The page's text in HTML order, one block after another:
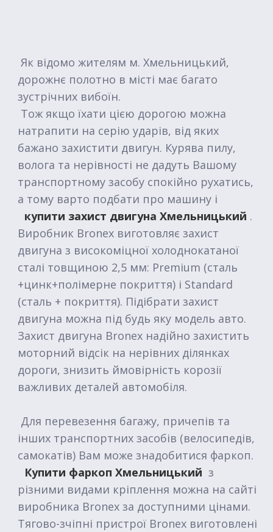
Як відомо жителям м. Хмельницький,
дорожнє полотно в місті має багато
зустрічних вибоїн.
Тож якщо їхати цією дорогою можна
натрапити на серію ударів, від яких
бажано захистити двигун. Курява пилу,
волога та нерівності не дадуть Вашому
транспортному засобу спокійно рухатись,
а тому варто подбати про машину і
купити захист двигуна Хмельницький .
Виробник Bronex виготовляє захист
двигуна з високоміцної холоднокатаної
сталі товщиною 2,5 мм: Premium (сталь
+цинк+полімерне покриття) і Standard
(сталь + покриття). Підібрати захист
двигуна можна під будь яку модель авто.
Захист двигуна Bronex надійно захистить
моторний відсік на нерівних ділянках
дороги, знизить ймовірність корозії
важливих деталей автомобіля.
Для перевезення багажу, причепів та
інших транспортних засобів (велосипедів,
самокатів) Вам може знадобитися фаркоп.
Купити фаркоп Хмельницький з
різними видами кріплення можна на сайті
виробника Bronex за доступними цінами.
Тягово-зчіпні пристрої Bronex виготовлені